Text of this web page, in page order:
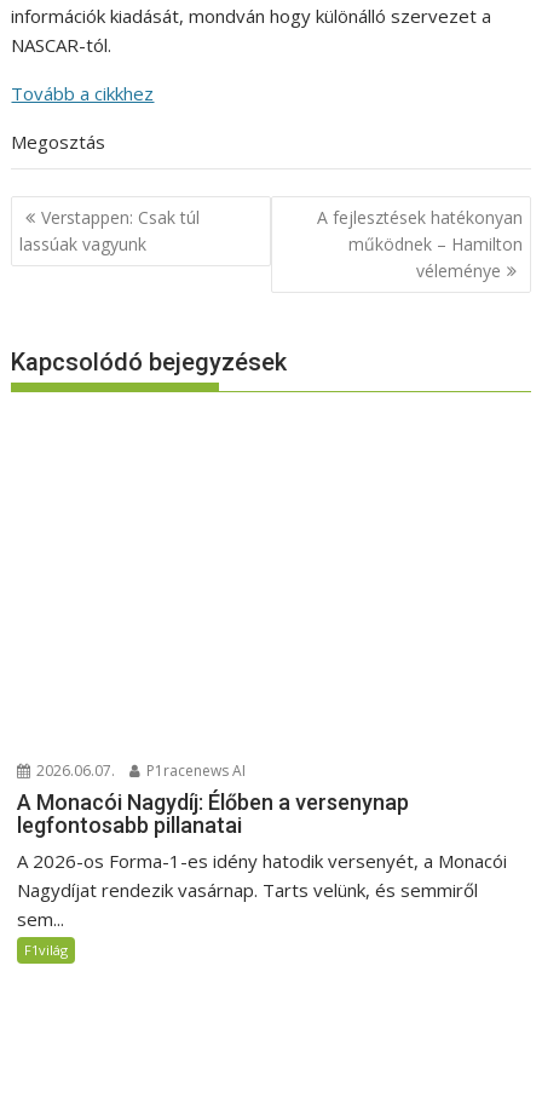
információk kiadását, mondván hogy különálló szervezet a
NASCAR-tól.
Tovább a cikkhez
Megosztás
Bejegyzés
navigáció
Verstappen: Csak túl
lassúak vagyunk
A fejlesztések hatékonyan
működnek – Hamilton
véleménye
Kapcsolódó bejegyzések
2026.06.07. P1racenews AI
A Monacói Nagydíj: Élőben a versenynap
legfontosabb pillanatai
A 2026-os Forma-1-es idény hatodik versenyét, a Monacói
Nagydíjat rendezik vasárnap. Tarts velünk, és semmiről
sem...
F1világ